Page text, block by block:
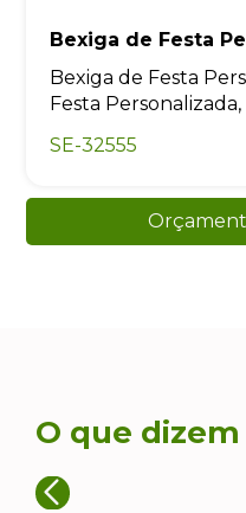
Bexiga de Festa
Bexiga de Festa
Festa Personalizada,
SE-32555
O que